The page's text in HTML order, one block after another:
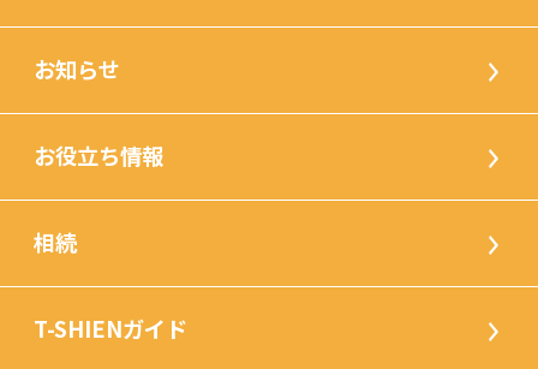
お知らせ
お役立ち情報
相続
T-SHIENガイド